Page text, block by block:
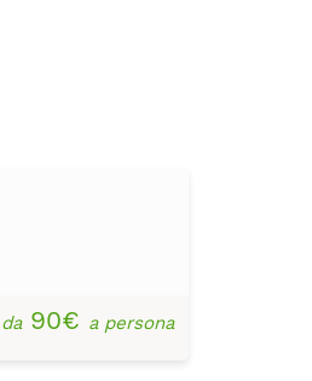
da90€ a persona